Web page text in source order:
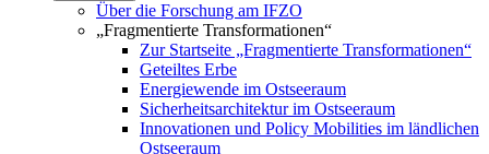
Über die Forschung am IFZO
„Fragmentierte Transformationen“
Zur Startseite „Fragmentierte Transformationen“
Geteiltes Erbe
Energiewende im Ostseeraum
Sicherheitsarchitektur im Ostseeraum
Innovationen und Policy Mobilities im ländlichen
Ostseeraum